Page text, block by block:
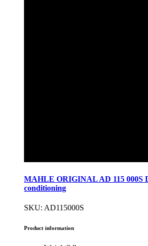
MAHLE ORIGINAL AD 115 000S
conditioning
SKU: AD115000S
Product information